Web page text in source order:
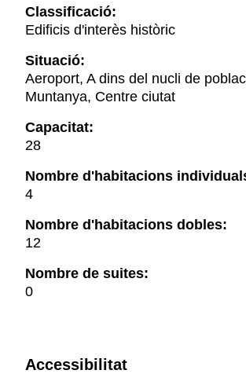
Classificació:
Edificis d'interès històric
Situació:
Aeroport, A dins del nucli de
Muntanya, Centre ciutat
Capacitat:
28
Nombre d'habitacions
4
Nombre d'habitacions dobles:
12
Nombre de suites:
0
Accessibilitat